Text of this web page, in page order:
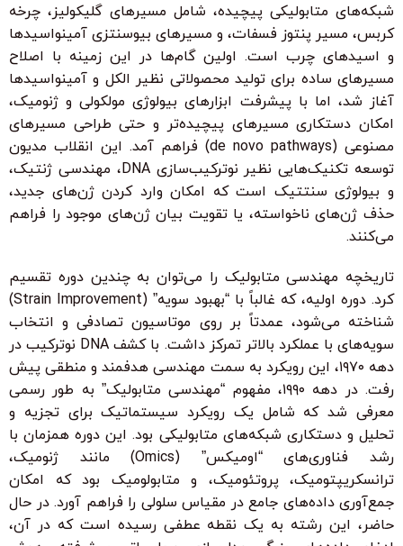
شبکه‌های متابولیکی پیچیده، شامل مسیرهای گلیکولیز، چرخه
کربس، مسیر پنتوز فسفات، و مسیرهای بیوسنتزی آمینواسیدها
و اسیدهای چرب است. اولین گام‌ها در این زمینه با اصلاح
مسیرهای ساده برای تولید محصولاتی نظیر الکل و آمینواسیدها
آغاز شد، اما با پیشرفت ابزارهای بیولوژی مولکولی و ژنومیک،
امکان دستکاری مسیرهای پیچیده‌تر و حتی طراحی مسیرهای
مصنوعی (de novo pathways) فراهم آمد. این انقلاب مدیون
توسعه تکنیک‌هایی نظیر نوترکیب‌سازی DNA، مهندسی ژنتیک،
و بیولوژی سنتتیک است که امکان وارد کردن ژن‌های جدید،
حذف ژن‌های ناخواسته، یا تقویت بیان ژن‌های موجود را فراهم
می‌کنند.
تاریخچه مهندسی متابولیک را می‌توان به چندین دوره تقسیم
کرد. دوره اولیه، که غالباً با “بهبود سویه” (Strain Improvement)
شناخته می‌شود، عمدتاً بر روی موتاسیون تصادفی و انتخاب
سویه‌های با عملکرد بالاتر تمرکز داشت. با کشف DNA نوترکیب در
دهه ۱۹۷۰، این رویکرد به سمت مهندسی هدفمند و منطقی پیش
رفت. در دهه ۱۹۹۰، مفهوم “مهندسی متابولیک” به طور رسمی
معرفی شد که شامل یک رویکرد سیستماتیک برای تجزیه و
تحلیل و دستکاری شبکه‌های متابولیکی بود. این دوره همزمان با
رشد فناوری‌های “اومیکس” (Omics) مانند ژنومیک،
ترانسکریپتومیک، پروتئومیک، و متابولومیک بود که امکان
جمع‌آوری داده‌های جامع در مقیاس سلولی را فراهم آورد. در حال
حاضر، این رشته به یک نقطه عطفی رسیده است که در آن،